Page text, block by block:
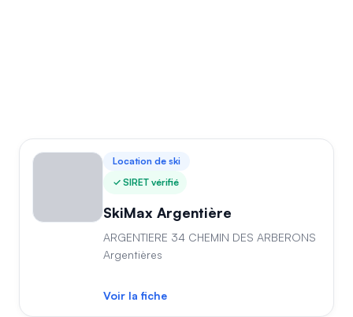
Location de ski
SIRET vérifié
SkiMax Argentière
ARGENTIERE 34 CHEMIN DES ARBERONS
Argentières
Voir la fiche